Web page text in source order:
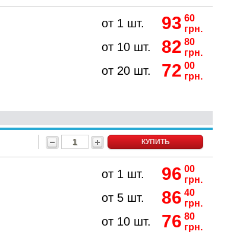
от 1 шт. 93 60
грн.
от 10 шт. 82 80
грн.
от 20 шт. 72 00
грн.
КУПИТЬ
от 1 шт. 96 00
грн.
от 5 шт. 86 40
грн.
от 10 шт. 76 80
грн.